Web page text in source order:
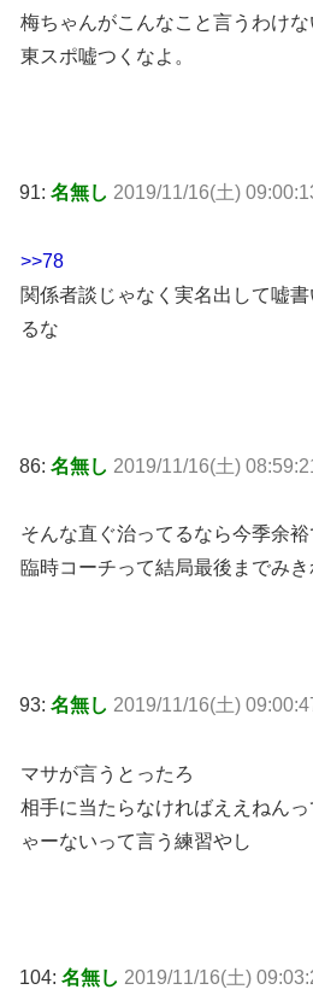
梅ちゃんがこんなこと言うわけな
東スポ嘘つくなよ。
91: 名無し 2019/11/16(土)
>>78
関係者談じゃなく実名出して嘘
るな
86: 名無し 2019/11/16(土)
そんな直ぐ治ってるなら今季余
臨時コーチって結局最後までみ
93: 名無し 2019/11/16(土)
マサが言うとったろ
相手に当たらなければええねん
ゃーないって言う練習やし
104: 名無し 2019/11/16(土)